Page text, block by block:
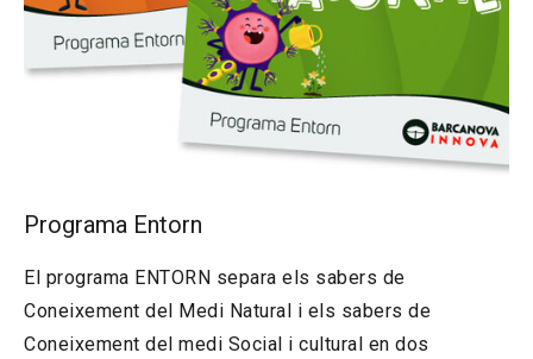
Programa Entorn
El programa ENTORN separa els sabers de
Coneixement del Medi Natural i els sabers de
Coneixement del medi Social i cultural en dos